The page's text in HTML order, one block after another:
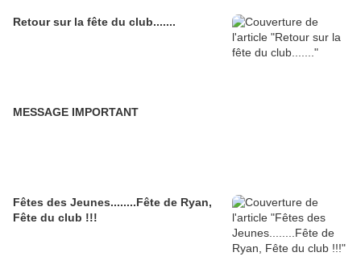
Retour sur la fête du club.......
MESSAGE IMPORTANT
Fêtes des Jeunes........Fête de Ryan,
Fête du club !!!